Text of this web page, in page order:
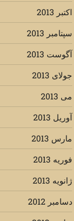
اکتبر 2013
سپتامبر 2013
آگوست 2013
جولای 2013
می 2013
آوریل 2013
مارس 2013
فوریه 2013
ژانویه 2013
دسامبر 2012